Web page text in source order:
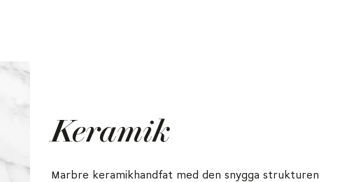
Keramik
Marbre keramikhandfat med den snygga strukturen